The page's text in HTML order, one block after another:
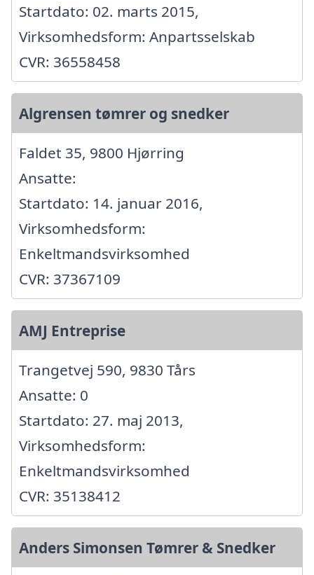
Startdato: 02. marts 2015,
Virksomhedsform: Anpartsselskab
CVR: 36558458
Algrensen tømrer og snedker
Faldet 35, 9800 Hjørring
Ansatte:
Startdato: 14. januar 2016,
Virksomhedsform:
Enkeltmandsvirksomhed
CVR: 37367109
AMJ Entreprise
Trangetvej 590, 9830 Tårs
Ansatte: 0
Startdato: 27. maj 2013,
Virksomhedsform:
Enkeltmandsvirksomhed
CVR: 35138412
Anders Simonsen Tømrer & Snedker